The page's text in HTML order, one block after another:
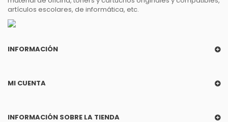
artículos escolares, de informática, etc.
INFORMACIÓN
MI CUENTA
INFORMACIÓN SOBRE LA TIENDA